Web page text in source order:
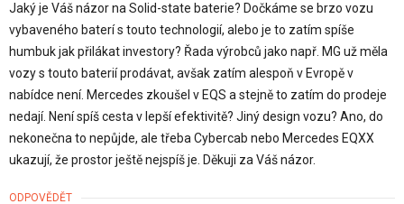
Jaký je Váš názor na Solid-state baterie? Dočkáme se brzo vozu
vybaveného baterí s touto technologií, alebo je to zatím spíše
humbuk jak přilákat investory? Řada výrobců jako např. MG už měla
vozy s touto baterií prodávat, avšak zatím alespoň v Evropě v
nabídce není. Mercedes zkoušel v EQS a stejně to zatím do prodeje
nedají. Není spíš cesta v lepší efektivitě? Jiný design vozu? Ano, do
nekonečna to nepůjde, ale třeba Cybercab nebo Mercedes EQXX
ukazují, že prostor ještě nejspíš je. Děkuji za Váš názor.
ODPOVĚDĚT